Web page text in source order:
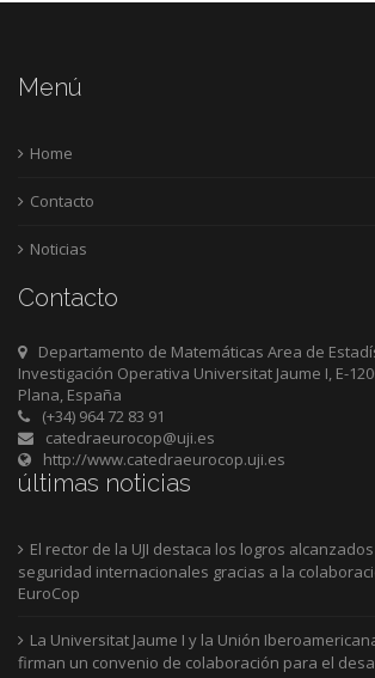
Menú
Home
Contacto
Noticias
Contacto
Departamento de Matemáticas Area de
Investigación Operativa Universitat Jaume I, E-
Plana, España
(+34) 964 72 83 91
catedraeurocop@uji.es
http://www.catedraeurocop.uji.es
últimas noticias
El rector de la UJI destaca los logros
seguridad internacionales gracias a la
EuroCop
La Universitat Jaume I y la Unión
firman un convenio de colaboración para el